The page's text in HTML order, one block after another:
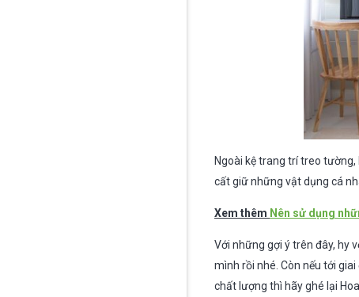
Ngoài kệ trang trí treo
cất giữ những vật dụng cá
Xem thêm Nên sử dụng
Với những gợi ý trên đây, hy
mình rồi nhé. Còn nếu tới
chất lượng thì hãy ghé lại